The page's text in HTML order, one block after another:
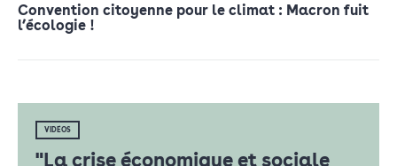
Convention citoyenne pour le climat : Macron fuit
l’écologie !
VIDÉOS
"La crise économique et sociale